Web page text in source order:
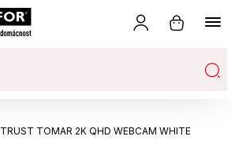
TRUST TOMAR 2K QHD WEBCAM WHITE